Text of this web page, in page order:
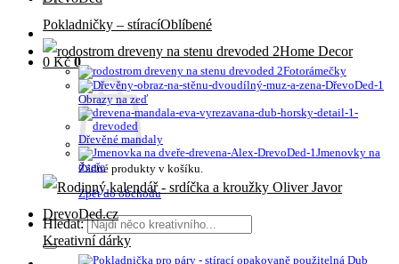
0 Kč 0
Žádné produkty v košíku.
Zpět do obchodu
Hledat:
Pokladničky – stírací
Home Decor
Fotorámečky
Obrazy na zeď
Dřevěné mandaly
Jmenovky na
dveře
Kreativní dárky